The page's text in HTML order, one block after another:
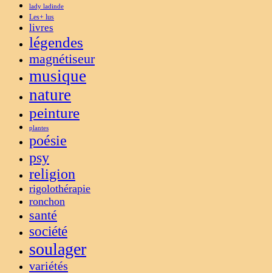
lady ladinde
Les+ lus
livres
légendes
magnétiseur
musique
nature
peinture
plantes
poésie
psy
religion
rigolothérapie
ronchon
santé
société
soulager
variétés